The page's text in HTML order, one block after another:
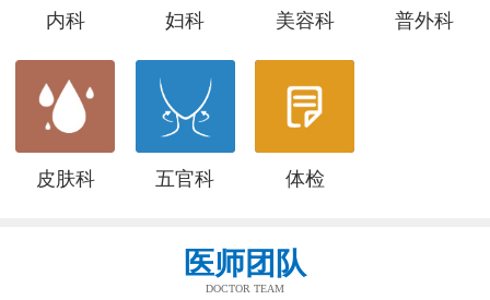
内科 妇科 美容科 普外科
皮肤科 五官科 体检
医师团队
DOCTOR TEAM